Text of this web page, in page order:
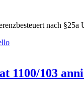
nach §25a
1100/103 anni